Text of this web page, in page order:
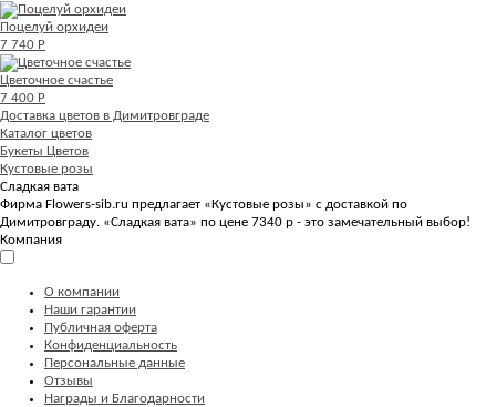
Поцелуй орхидеи
7 740 Р
Цветочное счастье
7 400 Р
Доставка цветов в Димитровграде
Каталог цветов
Букеты Цветов
Кустовые розы
Сладкая вата
Фирма Flowers-sib.ru предлагает «Кустовые розы» с доставкой по
Димитровграду. «Сладкая вата» по цене 7340 р - это замечательный выбор!
Компания
О компании
Наши гарантии
Публичная оферта
Конфиденциальность
Персональные данные
Отзывы
Награды и Благодарности